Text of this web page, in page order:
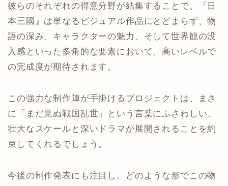
彼らのそれぞれの得意分野が結集することで、『日
本三國』は単なるビジュアル作品にとどまらず、物
語の深み、キャラクターの魅力、そして世界観の没
入感といった多角的な要素において、高いレベルで
の完成度が期待されます。
この強力な制作陣が手掛けるプロジェクトは、まさ
に「まだ見ぬ戦国乱世」という言葉にふさわしい、
壮大なスケールと深いドラマが展開されることを約
束してくれるでしょう。
今後の制作発表にも注目し、どのような形でこの物